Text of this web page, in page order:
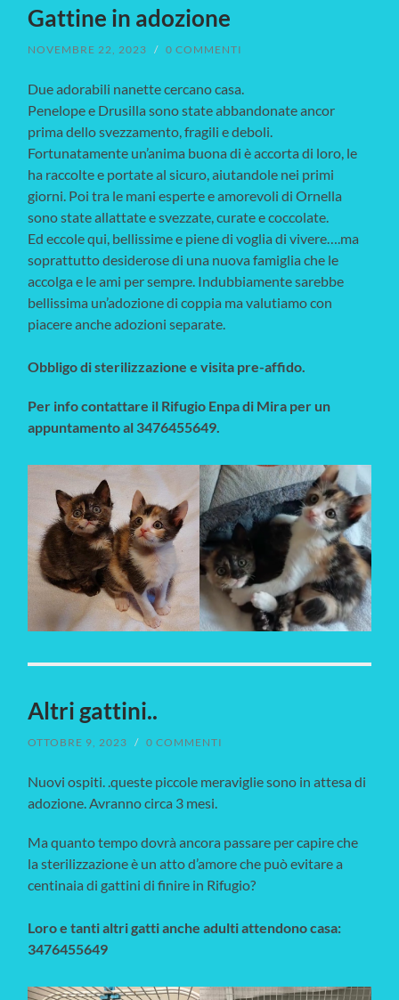
Gattine in adozione
NOVEMBRE 22, 2023 / 0 COMMENTI
Due adorabili nanette cercano casa.
Penelope e Drusilla sono state abbandonate ancor
prima dello svezzamento, fragili e deboli.
Fortunatamente un’anima buona di è accorta di loro, le
ha raccolte e portate al sicuro, aiutandole nei primi
giorni. Poi tra le mani esperte e amorevoli di Ornella
sono state allattate e svezzate, curate e coccolate.
Ed eccole qui, bellissime e piene di voglia di vivere….ma
soprattutto desiderose di una nuova famiglia che le
accolga e le ami per sempre. Indubbiamente sarebbe
bellissima un’adozione di coppia ma valutiamo con
piacere anche adozioni separate.
Obbligo di sterilizzazione e visita pre-affido.
Per info contattare il Rifugio Enpa di Mira per un
appuntamento al 3476455649.
Altri gattini..
OTTOBRE 9, 2023 / 0 COMMENTI
Nuovi ospiti. .queste piccole meraviglie sono in attesa di
adozione. Avranno circa 3 mesi.
Ma quanto tempo dovrà ancora passare per capire che
la sterilizzazione è un atto d’amore che può evitare a
centinaia di gattini di finire in Rifugio?
Loro e tanti altri gatti anche adulti attendono casa:
3476455649